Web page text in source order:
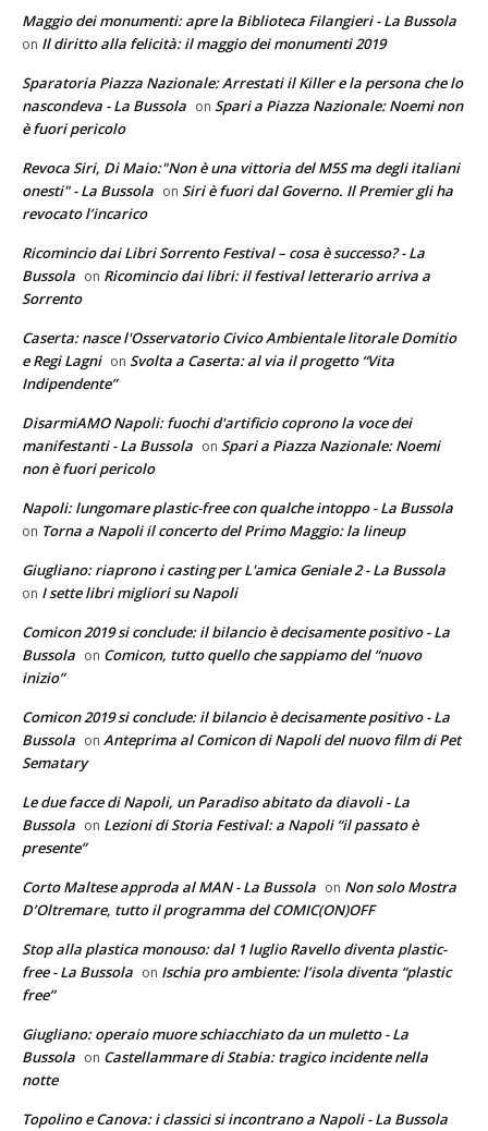
Maggio dei monumenti: apre la Biblioteca Filangieri - La Bussola
on Il diritto alla felicità: il maggio dei monumenti 2019
Sparatoria Piazza Nazionale: Arrestati il Killer e la persona che lo
nascondeva - La Bussola on Spari a Piazza Nazionale: Noemi non
è fuori pericolo
Revoca Siri, Di Maio:"Non è una vittoria del M5S ma degli italiani
onesti" - La Bussola on Siri è fuori dal Governo. Il Premier gli ha
revocato l’incarico
Ricomincio dai Libri Sorrento Festival – cosa è successo? - La
Bussola on Ricomincio dai libri: il festival letterario arriva a
Sorrento
Caserta: nasce l'Osservatorio Civico Ambientale litorale Domitio
e Regi Lagni on Svolta a Caserta: al via il progetto “Vita
Indipendente”
DisarmiAMO Napoli: fuochi d'artificio coprono la voce dei
manifestanti - La Bussola on Spari a Piazza Nazionale: Noemi
non è fuori pericolo
Napoli: lungomare plastic-free con qualche intoppo - La Bussola
on Torna a Napoli il concerto del Primo Maggio: la lineup
Giugliano: riaprono i casting per L'amica Geniale 2 - La Bussola
on I sette libri migliori su Napoli
Comicon 2019 si conclude: il bilancio è decisamente positivo - La
Bussola on Comicon, tutto quello che sappiamo del “nuovo
inizio”
Comicon 2019 si conclude: il bilancio è decisamente positivo - La
Bussola on Anteprima al Comicon di Napoli del nuovo film di Pet
Sematary
Le due facce di Napoli, un Paradiso abitato da diavoli - La
Bussola on Lezioni di Storia Festival: a Napoli “il passato è
presente”
Corto Maltese approda al MAN - La Bussola on Non solo Mostra
D’Oltremare, tutto il programma del COMIC(ON)OFF
Stop alla plastica monouso: dal 1 luglio Ravello diventa plastic-
free - La Bussola on Ischia pro ambiente: l’isola diventa “plastic
free”
Giugliano: operaio muore schiacchiato da un muletto - La
Bussola on Castellammare di Stabia: tragico incidente nella
notte
Topolino e Canova: i classici si incontrano a Napoli - La Bussola